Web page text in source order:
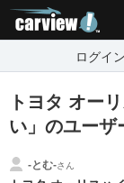
ログイン
トヨタ オー
い」のユーザ
-とむ-さん